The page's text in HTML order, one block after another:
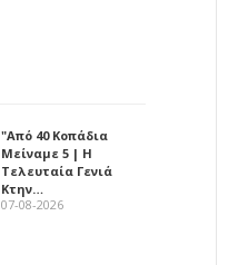
"Από 40 Κοπάδια
Μείναμε 5 | Η
Τελευταία Γενιά
Κτην…
07-08-2026